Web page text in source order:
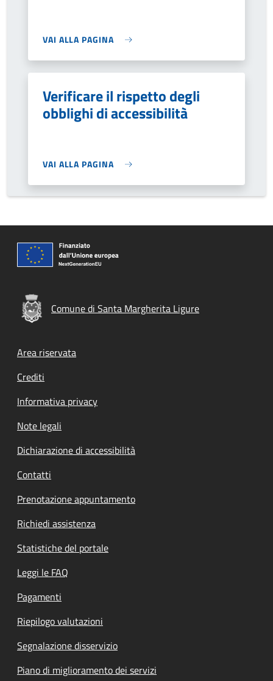
VAI ALLA PAGINA
Verificare il rispetto degli
obblighi di accessibilità
VAI ALLA PAGINA
Comune di Santa Margherita Ligure
Footer menu
Area riservata
Crediti
Informativa privacy
Note legali
Dichiarazione di accessibilità
Contatti
Prenotazione appuntamento
Richiedi assistenza
Statistiche del portale
Leggi le FAQ
Pagamenti
Riepilogo valutazioni
Segnalazione disservizio
Piano di miglioramento dei servizi